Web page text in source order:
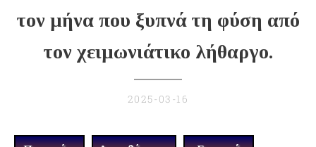
τον μήνα που ξυπνά τη φύση από
τον χειμωνιάτικο λήθαργο.
2025-03-16